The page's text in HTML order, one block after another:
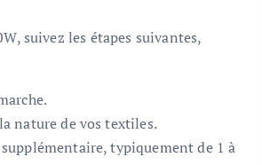
suivez les étapes suivantes,
nature de vos textiles.
typiquement de 1 à